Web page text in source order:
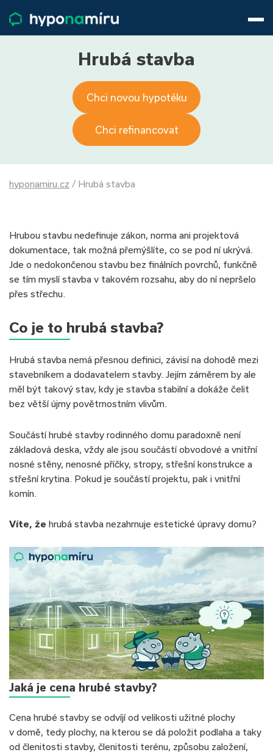
Životní pojištění
Pojištění nemovitosti
O nás
800 688 388
Přihlásit
Hrubá stavba
Chci novou hypotéku
Chci refinancovat
hyponamiru.cz / Hrubá stavba
Hrubou stavbu nedefinuje zákon, norma ani projektová
dokumentace, tak možná přemýšlíte, co se pod ní ukrývá.
Jde o nedokončenou stavbu bez finálních povrchů, funkčně
se tím myslí stavba v takovém rozsahu, aby do ní nepršelo
přes střechu.
Co je to hrubá stavba?
Hrubá stavba nemá přesnou definici, závisí na dohodě mezi
stavebníkem a dodavatelem stavby. Jejím záměrem by ale
měl být takový stav, kdy je stavba stabilní a dokáže čelit
bez větší újmy povětrnostním vlivům.
Součástí hrubé stavby rodinného domu paradoxně není
základová deska, vždy ale jsou součástí obvodové a vnitřní
nosné stěny, nenosné příčky, stropy, střešní konstrukce a
střešní krytina. Pokud je součástí projektu, pak i vnitřní
komín.
Víte, že hrubá stavba nezahrnuje estetické úpravy domu?
Jaká je cena hrubé stavby?
Cena hrubé stavby se odvíjí od velikosti užitné plochy
v domě, tedy plochy, na kterou se dá položit podlaha a taky
od členitosti stavby, členitosti terénu, způsobu založení,